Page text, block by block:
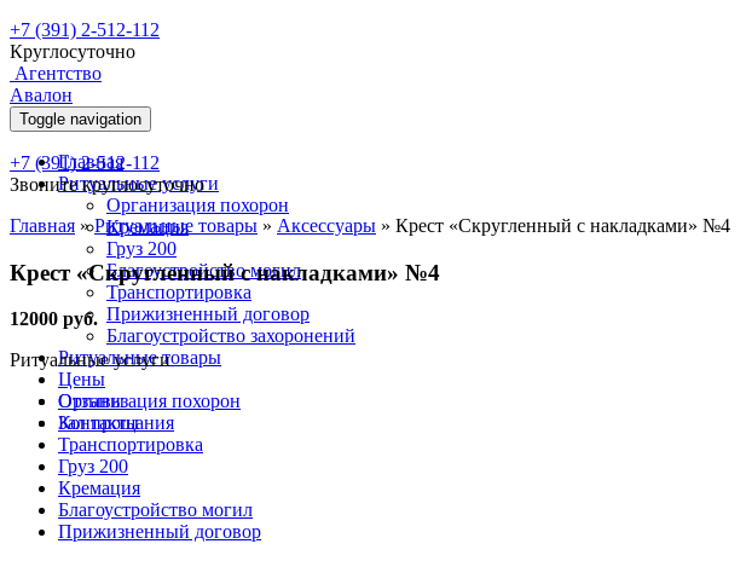
+7 (391) 2-512-112
Круглосуточно
Агентство
Авалон
Toggle navigation
Главная
Ритуальные услуги
Организация похорон
Кремация
Груз 200
Благоустройство могил
Транспортировка
Прижизненный договор
Благоустройство захоронений
Ритуальные товары
Цены
Отзывы
Контакты
+7 (391) 2-512-112
Звоните круглосуточно
Главная »Ритуальные товары » Аксессуары » Крест «Скругленный с накладками» №4
Крест «Скругленный с накладками» №4
12000 руб.
Ритуальные услуги
Организация похорон
Зал прощания
Транспортировка
Груз 200
Кремация
Благоустройство могил
Прижизненный договор